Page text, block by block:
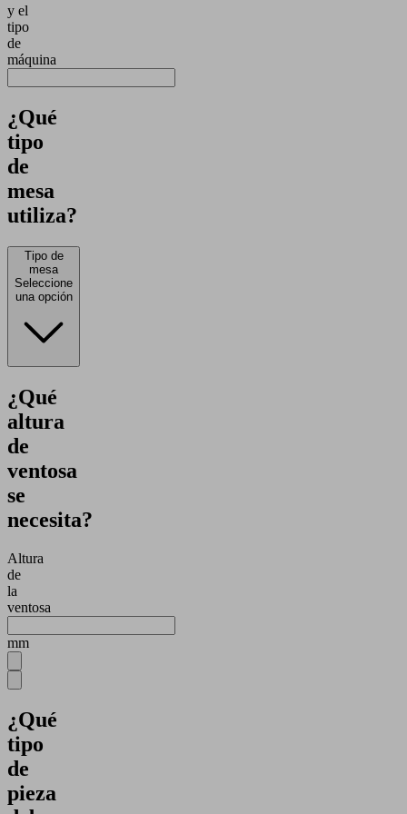
y el
tipo
de
máquina
¿Qué
tipo
de
mesa
utiliza?
Tipo de
mesa
Seleccione
una opción
¿Qué
altura
de
ventosa
se
necesita?
Altura
de
la
ventosa
mm
¿Qué
tipo
de
pieza